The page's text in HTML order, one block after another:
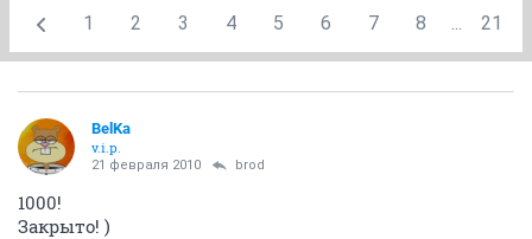
1 2 3 4 5 6 7 8 ... 21
BelKa
v.i.p.
21 февраля 2010 brod
1000!
Закрыто! )